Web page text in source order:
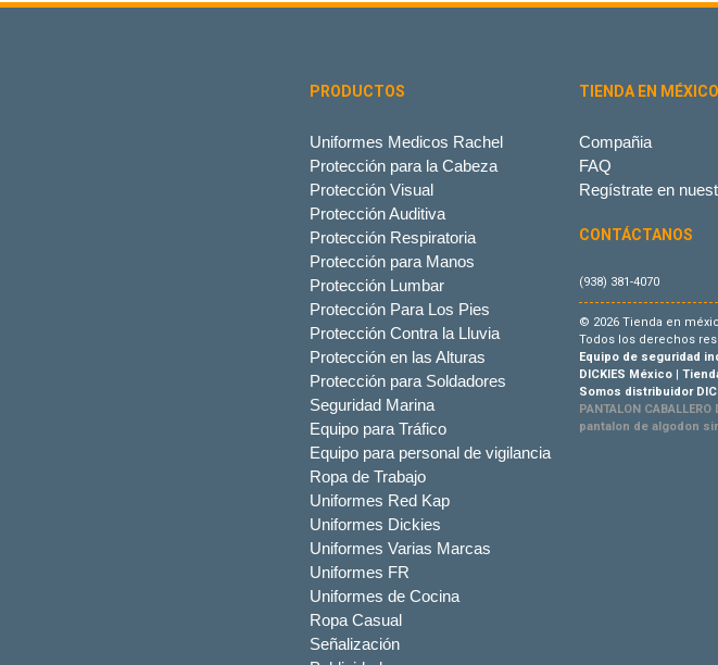
PRODUCTOS
Uniformes Medicos Rachel
Protección para la Cabeza
Protección Visual
Protección Auditiva
Protección Respiratoria
Protección para Manos
Protección Lumbar
Protección Para Los Pies
Protección Contra la Lluvia
Protección en las Alturas
Protección para Soldadores
Seguridad Marina
Equipo para Tráfico
Equipo para personal de vigilancia
Ropa de Trabajo
Uniformes Red Kap
Uniformes Dickies
Uniformes Varias Marcas
Uniformes FR
Uniformes de Cocina
Ropa Casual
Señalización
TIENDA EN
Compañia
FAQ
Regístrate en
CONTÁCTANOS
(938) 381-4070
© 2026 Tienda en
Todos los derechos
Equipo de seguridad
DICKIES México|
Somos distribuidor
PANTALON
pantalon de algodon